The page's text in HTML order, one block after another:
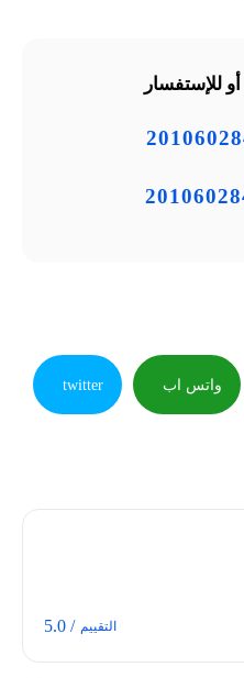
للإستفسار
واتس اب twitter
التقييم / 5.0